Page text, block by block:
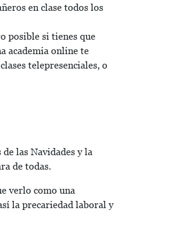
en clase todos los
posible si tienes que
academia online te
telepresenciales, o
las Navidades y la
de todas.
verlo como una
la precariedad laboral y